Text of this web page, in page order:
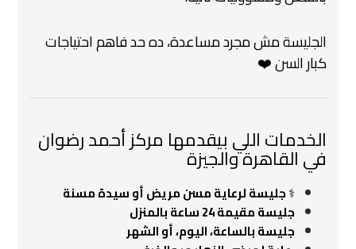
الجليسة مش مجرد مساعدة، ده حد فاهم احتياجات
كبار السن ❤️
الخدمات اللي بيقدمها مركز أحمد رضوان
في القاهرة والجيزة
‍⚕️جليسة لرعاية مسن مريض أو سيدة مسنة
جليسة مقيمة 24 ساعة بالمنزل
جليسة بالساعة، اليوم، أو الشهر